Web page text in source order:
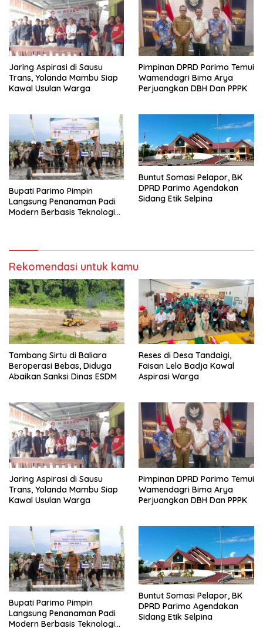
Jaring Aspirasi di Sausu
Trans, Yolanda Mambu Siap
Kawal Usulan Warga
Pimpinan DPRD Parimo Temui
Wamendagri Bima Arya
Perjuangkan DBH Dan PPPK
Bupati Parimo Pimpin
Langsung Penanaman Padi
Modern Berbasis Teknologi
Buntut Somasi Pelapor, BK
DPRD Parimo Agendakan
Sidang Etik Selpina
Rekomendasi untuk kamu
Tambang Sirtu di Baliara
Beroperasi Bebas, Diduga
Abaikan Sanksi Dinas ESDM
Reses di Desa Tandaigi,
Faisan Lelo Badja Kawal
Aspirasi Warga
Jaring Aspirasi di Sausu
Trans, Yolanda Mambu Siap
Kawal Usulan Warga
Pimpinan DPRD Parimo Temui
Wamendagri Bima Arya
Perjuangkan DBH Dan PPPK
Bupati Parimo Pimpin
Langsung Penanaman Padi
Modern Berbasis Teknologi
Buntut Somasi Pelapor, BK
DPRD Parimo Agendakan
Sidang Etik Selpina